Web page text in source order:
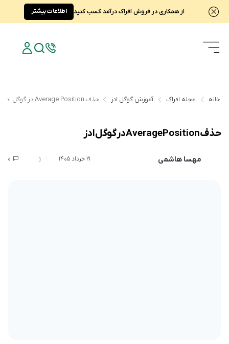
از همکاری در فروش افراک درآمد کسب کنید اطلاعات بیشتر
خانه مجله افراک آموزش گوگل ادز حذف Average Position در گوگل ادز
حذف Average Position در گوگل ادز
مهسا هاشمی 21 خرداد 1405